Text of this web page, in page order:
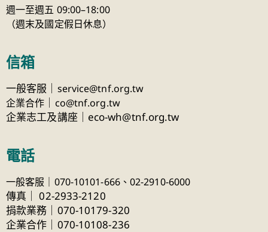
週一至週五 09:00–18:00
（週末及國定假日休息）
信箱
一般客服｜ service@tnf.org.tw
企業合作
co@tnf.org.tw
企業志工及講座｜eco-wh@tnf.org.tw
電話
一般客服｜070-10101-666、 02-2910-6000
傳真
02-2933-2120
捐款業務｜070-10179-320
企業合作｜070-10108-236